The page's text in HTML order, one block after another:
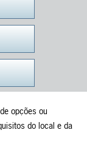
opções ou
do local e da